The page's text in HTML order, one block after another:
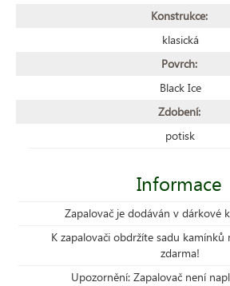
Konstrukce:
klasická
Povrch:
Black Ice
Zdobení:
potisk
Informace
Zapalovač je dodáván v dárkové
K zapalovači obdržíte sadu
zdarma!
Upozornění: Zapalovač není